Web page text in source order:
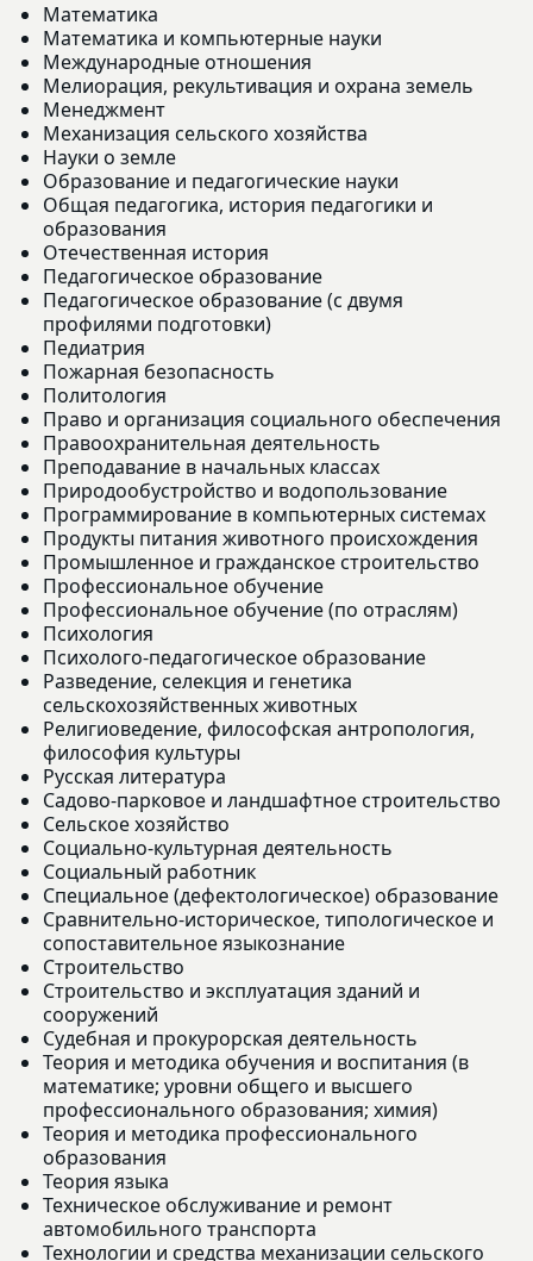
Математика
Математика и компьютерные науки
Международные отношения
Мелиорация, рекультивация и охрана земель
Менеджмент
Механизация сельского хозяйства
Науки о земле
Образование и педагогические науки
Общая педагогика, история педагогики и
образования
Отечественная история
Педагогическое образование
Педагогическое образование (с двумя
профилями подготовки)
Педиатрия
Пожарная безопасность
Политология
Право и организация социального обеспечения
Правоохранительная деятельность
Преподавание в начальных классах
Природообустройство и водопользование
Программирование в компьютерных системах
Продукты питания животного происхождения
Промышленное и гражданское строительство
Профессиональное обучение
Профессиональное обучение (по отраслям)
Психология
Психолого-педагогическое образование
Разведение, селекция и генетика
сельскохозяйственных животных
Религиоведение, философская антропология,
философия культуры
Русская литература
Садово-парковое и ландшафтное строительство
Сельское хозяйство
Социально-культурная деятельность
Социальный работник
Специальное (дефектологическое) образование
Сравнительно-историческое, типологическое и
сопоставительное языкознание
Строительство
Строительство и эксплуатация зданий и
сооружений
Судебная и прокурорская деятельность
Теория и методика обучения и воспитания (в
математике; уровни общего и высшего
профессионального образования; химия)
Теория и методика профессионального
образования
Теория языка
Техническое обслуживание и ремонт
автомобильного транспорта
Технологии и средства механизации сельского